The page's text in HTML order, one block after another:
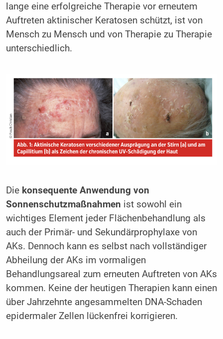
lange eine erfolgreiche Therapie vor erneutem
Auftreten aktinischer Keratosen schützt, ist von
Mensch zu Mensch und von Therapie zu Therapie
unterschiedlich.
Die konsequente Anwendung von
Sonnenschutzmaßnahmen ist sowohl ein
wichtiges Element jeder Flächenbehandlung als
auch der Primär- und Sekundärprophylaxe von
AKs. Dennoch kann es selbst nach vollständiger
Abheilung der AKs im vormaligen
Behandlungsareal zum erneuten Auftreten von AKs
kommen. Keine der heutigen Therapien kann einen
über Jahrzehnte angesammelten DNA-Schaden
epidermaler Zellen lückenfrei korrigieren.